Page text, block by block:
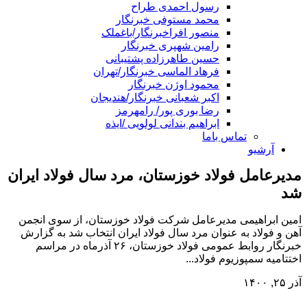
رسول احمدی طراح
محمد مستوفی خبرنگار
منصور افراخبرنگار/باغملک
رامین شهپری خبرنگار
حسین طاهرزاده پشتیبانی
فرهاد الماسی خبرنگار/تهران
محمود اوژن خبرنگار
اکبر شعبانی خبرنگار/هندیجان
رضا بوری پور/ رامهرمز
ابراهیم بندانی لولویی /ایذه
تماس باما
آرشیو
مدیرعامل فولاد خوزستان، مرد سال فولاد ایران
شد
امین ابراهیمی مدیرعامل شرکت فولاد خوزستان، از سوی انجمن
آهن و فولاد به عنوان مرد سال فولاد ایران انتخاب شد به گزارش
خبرنگار روابط‌ عمومی فولاد خوزستان، ۲۶ آذرماه در مراسم
اختتامیه سمپوزیوم فولاد...
آذر ۲۵, ۱۴۰۰